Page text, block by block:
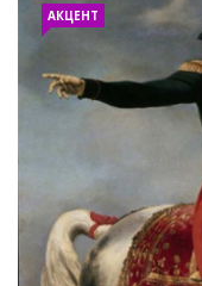
АКЦЕНТ